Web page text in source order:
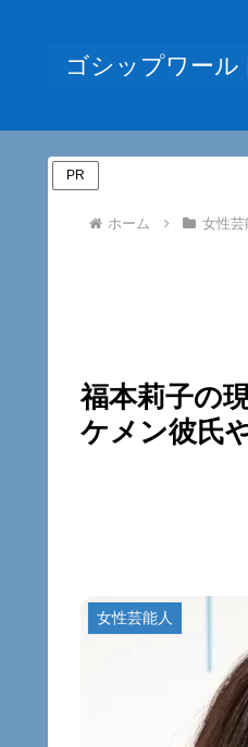
ゴシップワール
PR
ホーム 女性芸
福本莉子の
ケメン彼氏
女性芸能人